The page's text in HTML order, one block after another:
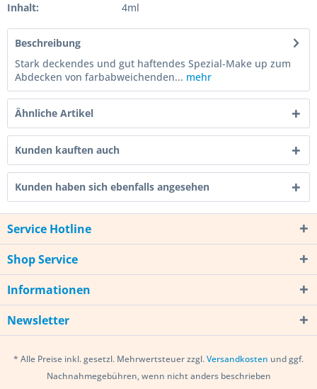
Inhalt:
4ml
Beschreibung
Stark deckendes und gut haftendes Spezial-Make up zum
Abdecken von farbabweichenden... mehr
Ähnliche Artikel
Kunden kauften auch
Kunden haben sich ebenfalls angesehen
Service Hotline
Shop Service
Informationen
Newsletter
* Alle Preise inkl. gesetzl. Mehrwertsteuer zzgl.Versandkosten und ggf.
Nachnahmegebühren, wenn nicht anders beschrieben